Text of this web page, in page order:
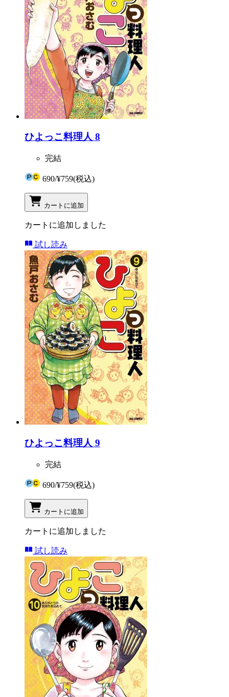
ひよっこ料理人 8
完結
690/¥759(税込)
カートに追加
カートに追加しました
試し読み
ひよっこ料理人 9
完結
690/¥759(税込)
カートに追加
カートに追加しました
試し読み